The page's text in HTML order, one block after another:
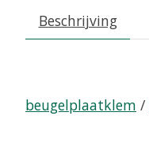
Beschrijving
beugelplaatklem /